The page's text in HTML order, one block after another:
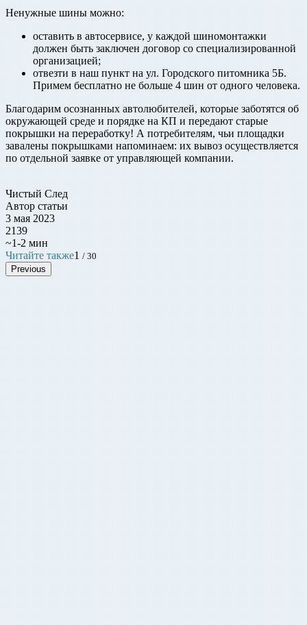
Ненужные шины можно:
оставить в автосервисе, у каждой шиномонтажки
должен быть заключен договор со специализированной
организацией;
отвезти в наш пункт на ул. Городского питомника 5Б.
Примем бесплатно не больше 4 шин от одного человека.
Благодарим осознанных автолюбителей, которые заботятся об
окружающей среде и порядке на КП и передают старые
покрышки на переработку! А потребителям, чьи площадки
завалены покрышками напоминаем: их вывоз осуществляется
по отдельной заявке от управляющей компании.
Чистый След
Автор статьи
3 мая 2023
2139
~1-2 мин
Читайте также1 / 30
Previous